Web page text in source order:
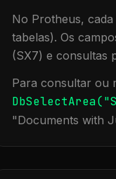
No Protheus,
tabelas). Os
(SX7) e consultas
Para consultar ou
DbSelectArea("
"Documents with